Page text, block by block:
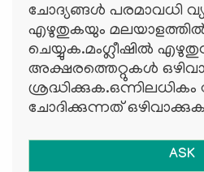
ചോദ്യങ്ങള്‍ പരമാവധി
എഴുതുകയും
ചെയ്യുക.മംഗ്ലീഷില്‍
അക്ഷരത്തെറ്റുകള്‍
ശ്രദ്ധിക്കുക.ഒന്നിലധികം
ചോദിക്കുന്നത്
ASK